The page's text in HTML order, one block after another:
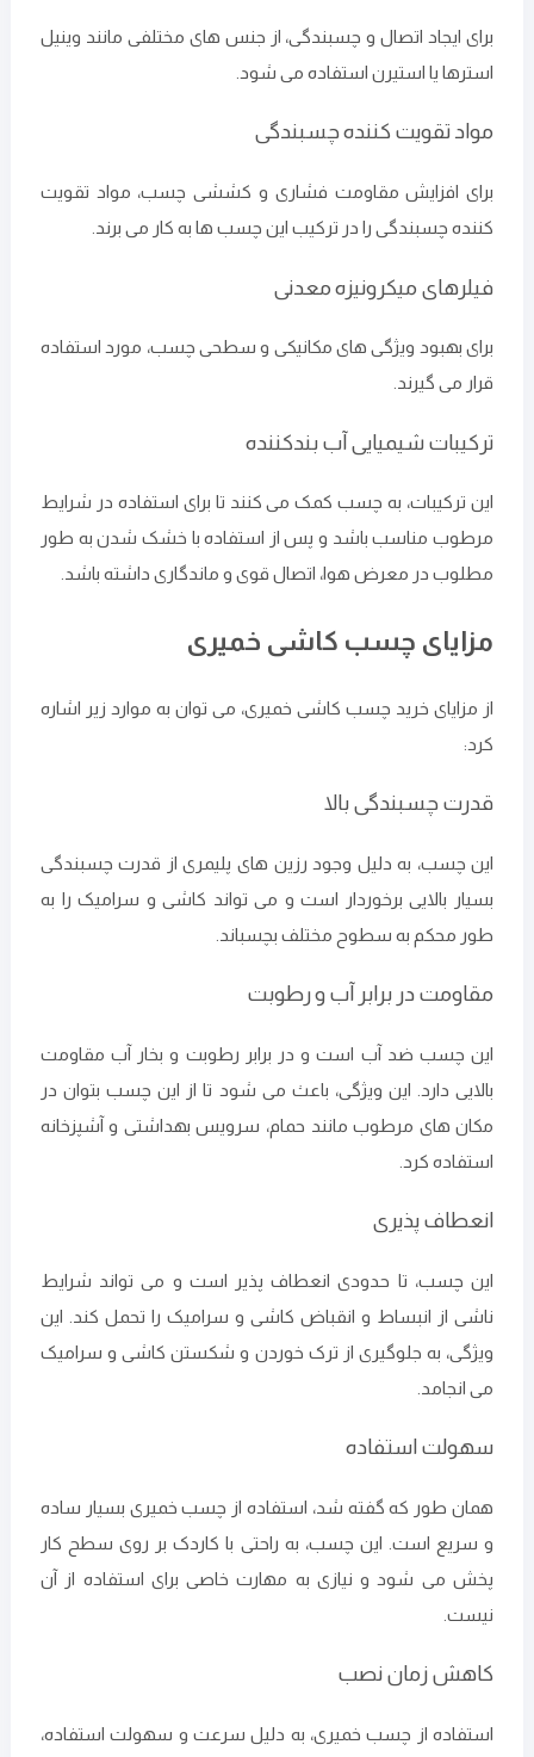
برای ایجاد اتصال و چسبندگی، از جنس ‌های مختلفی مانند وینیل
استرها یا استیرن استفاده می‌ شود.
مواد تقویت‌ کننده‌ چسبندگی
برای افزایش مقاومت فشاری و کششی چسب، مواد تقویت
کننده چسبندگی را در ترکیب این چسب ها به کار می‌ برند.
فیلرهای میکرونیزه معدنی
برای بهبود ویژگی‌ های مکانیکی و سطحی چسب، مورد استفاده
قرار می ‌گیرند.
ترکیبات شیمیایی آب ‌بندکننده
این ترکیبات، به چسب کمک می ‌کنند تا برای استفاده در شرایط
مرطوب مناسب باشد و پس از استفاده با خشک شدن به طور
مطلوب در معرض هوا، اتصال قوی و ماندگاری داشته باشد.
مزایای چسب کاشی خمیری
از مزایای خرید چسب کاشی خمیری، می ‌توان به موارد زیر اشاره
کرد:
قدرت چسبندگی بالا
این چسب، به دلیل وجود رزین‌ های پلیمری از قدرت چسبندگی
بسیار بالایی برخوردار است و می‌ تواند کاشی و سرامیک را به
طور محکم به سطوح مختلف بچسباند.
مقاومت در برابر آب و رطوبت
این چسب ضد آب است و در برابر رطوبت و بخار آب مقاومت
بالایی دارد. این ویژگی، باعث می ‌شود تا از این چسب بتوان در
مکان ‌های مرطوب مانند حمام، سرویس بهداشتی و آشپزخانه
استفاده کرد.
انعطاف‌ پذیری
این چسب، تا حدودی انعطاف‌ پذیر است و می ‌تواند شرایط
ناشی از انبساط و انقباض کاشی و سرامیک را تحمل کند. این
ویژگی، به جلوگیری از ترک خوردن و شکستن کاشی و سرامیک
می‌ انجامد.
سهولت استفاده
همان طور که گفته شد، استفاده از چسب خمیری بسیار ساده
و سریع است. این چسب، به راحتی با کاردک بر روی سطح کار
پخش می ‌شود و نیازی به مهارت خاصی برای استفاده از آن
نیست.
کاهش زمان نصب
استفاده از چسب خمیری، به دلیل سرعت و سهولت استفاده،